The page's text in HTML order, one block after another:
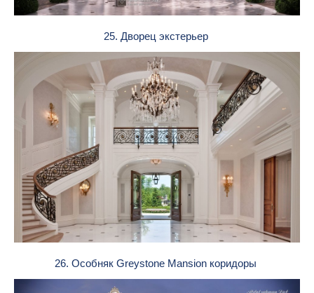
25. Дворец экстерьер
26. Особняк Greystone Mansion коридоры